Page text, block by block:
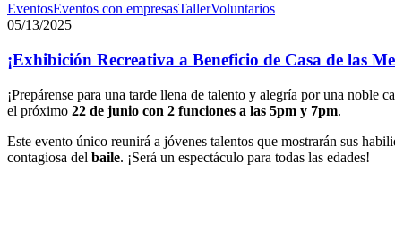
EventosEventos con empresasTallerVoluntarios
05/13/2025
¡Exhibición Recreativa a Beneficio de Casa de las
¡Prepárense para una tarde llena de talento y alegría por una noble
el próximo 22 de junio con 2 funciones a las 5pm y 7pm.
Este evento único reunirá a jóvenes talentos que mostrarán sus
contagiosa del baile. ¡Será un espectáculo para todas las edades!